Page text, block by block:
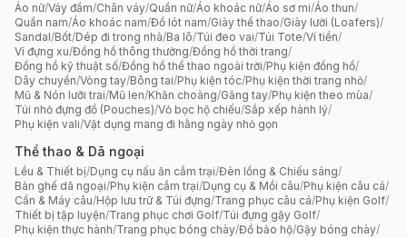
Áo nữ/Váy đầm/Chân váy/Quần nữ/Áo khoác nữ/Áo sơ mi/Áo thun/
Quần nam/Áo khoác nam/Đồ lót nam/Giày thể thao/Giày lười (Loafers)/
Sandal/Bốt/Dép đi trong nhà/Ba lô/Túi đeo vai/Túi Tote/Ví tiền/
Ví đựng xu/Đồng hồ thông thường/Đồng hồ thời trang/
Đồng hồ kỹ thuật số/Đồng hồ thể thao ngoài trời/Phụ kiện đồng hồ/
Dây chuyền/Vòng tay/Bông tai/Phụ kiện tóc/Phụ kiện thời trang nhỏ/
Mũ & Nón lưỡi trai/Mũ len/Khăn choàng/Găng tay/Phụ kiện theo mùa/
Túi nhỏ đựng đồ (Pouches)/Vỏ bọc hộ chiếu/Sắp xếp hành lý/
Phụ kiện vali/Vật dụng mang đi hằng ngày nhỏ gọn
Thể thao & Dã ngoại
Lều & Thiết bị/Dụng cụ nấu ăn cắm trại/Đèn lồng & Chiếu sáng/
Bàn ghế dã ngoại/Phụ kiện cắm trại/Dụng cụ & Mồi câu/Phụ kiện câu cá/
Cần & Máy câu/Hộp lưu trữ & Túi đựng/Trang phục câu cá/Phụ kiện Golf/
Thiết bị tập luyện/Trang phục chơi Golf/Túi đựng gậy Golf/
Phụ kiện thực hành/Trang phục bóng chày/Đồ bảo hộ/Gậy bóng chày/